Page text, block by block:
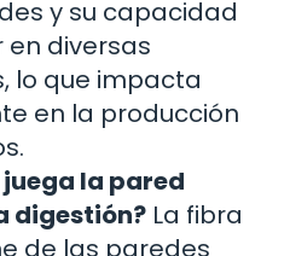
y su capacidad
diversas
lo que impacta
en la producción
la pared
digestión? La fibra
de las paredes